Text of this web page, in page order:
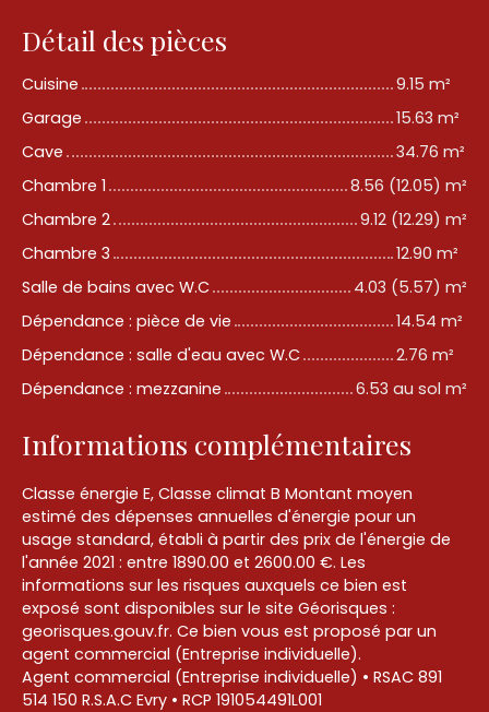
Détail des pièces
Cuisine
9.15 m²
Garage
15.63 m²
Cave
34.76 m²
Chambre 1
8.56 (12.05) m²
Chambre 2
9.12 (12.29) m²
Chambre 3
12.90 m²
Salle de bains avec W.C
4.03 (5.57) m²
Dépendance : pièce de vie
14.54 m²
Dépendance : salle d'eau avec W.C
2.76 m²
Dépendance : mezzanine
6.53 au sol m²
Informations complémentaires
Classe énergie E, Classe climat B Montant moyen
estimé des dépenses annuelles d'énergie pour un
usage standard, établi à partir des prix de l'énergie de
l'année 2021 : entre 1890.00 et 2600.00 €. Les
informations sur les risques auxquels ce bien est
exposé sont disponibles sur le site Géorisques :
georisques.gouv.fr. Ce bien vous est proposé par un
agent commercial (Entreprise individuelle).
Agent commercial (Entreprise individuelle) • RSAC 891
514 150 R.S.A.C Evry • RCP 191054491L001